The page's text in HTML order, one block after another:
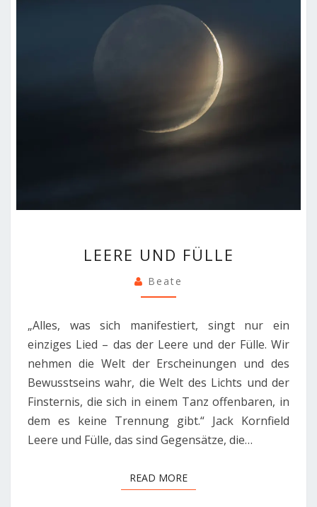
UND
LEERE UND FÜLLE
Beate
„Alles, was sich manifestiert, singt nur ein
einziges Lied – das der Leere und der Fülle. Wir
nehmen die Welt der Erscheinungen und des
Bewusstseins wahr, die Welt des Lichts und der
Finsternis, die sich in einem Tanz offenbaren, in
dem es keine Trennung gibt.“ Jack Kornfield
Leere und Fülle, das sind Gegensätze, die…
READ MOREREAD MORE